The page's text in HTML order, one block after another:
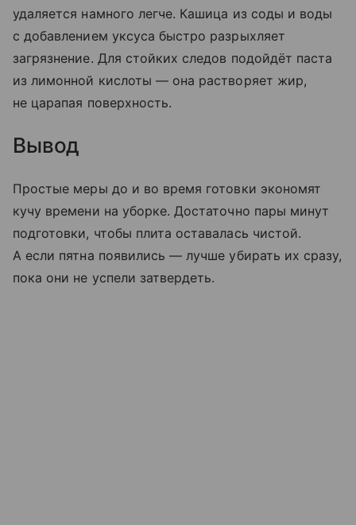
удаляется намного легче. Кашица из соды и воды
с добавлением уксуса быстро разрыхляет
загрязнение. Для стойких следов подойдёт паста
из лимонной кислоты — она растворяет жир,
не царапая поверхность.
Вывод
Простые меры до и во время готовки экономят
кучу времени на уборке. Достаточно пары минут
подготовки, чтобы плита оставалась чистой.
А если пятна появились — лучше убирать их сразу,
пока они не успели затвердеть.